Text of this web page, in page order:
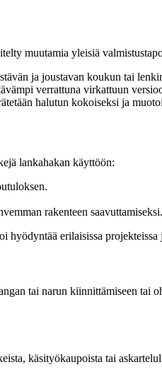
muutamia yleisiä
ja joustavan koukun tai
verrattuna virkattuun
halutun kokoiseksi ja
lankahakan käyttöön:
rakenteen saavuttamiseksi.
erilaisissa projekteissa
tai narun kiinnittämiseen tai
käsityökaupoista tai